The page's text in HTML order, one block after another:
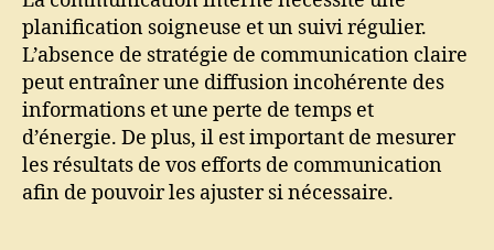
planification soigneuse et un suivi régulier.
L’absence de stratégie de communication claire
peut entraîner une diffusion incohérente des
informations et une perte de temps et
d’énergie. De plus, il est important de mesurer
les résultats de vos efforts de communication
afin de pouvoir les ajuster si nécessaire.